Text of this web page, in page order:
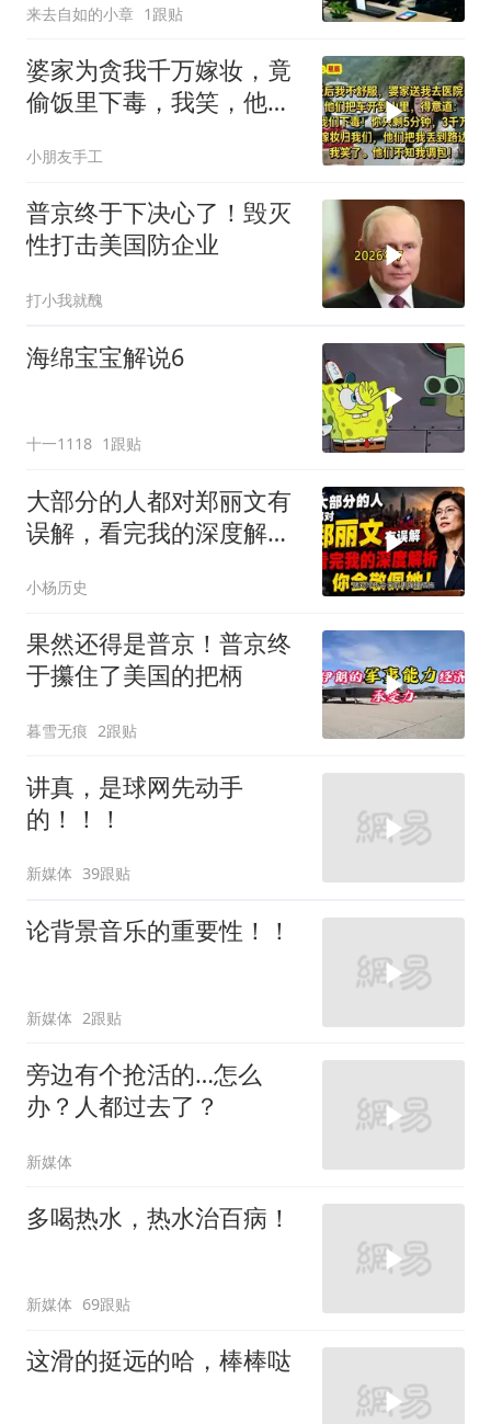
来去自如的小章 1跟贴
婆家为贪我千万嫁妆，竟
偷饭里下毒，我笑，他们
小朋友手工
普京终于下决心了！毁灭
性打击美国防企业
打小我就醜
海绵宝宝解说6
十一1118 1跟贴
大部分的人都对郑丽文有
误解，看完我的深度解析
小杨历史
果然还得是普京！普京终
于攥住了美国的把柄
暮雪无痕 2跟贴
讲真，是球网先动手
的！！！
新媒体 39跟贴
论背景音乐的重要性！！
新媒体 2跟贴
旁边有个抢活的…怎么
办？人都过去了？
新媒体
多喝热水，热水治百病！
新媒体 69跟贴
这滑的挺远的哈，棒棒哒